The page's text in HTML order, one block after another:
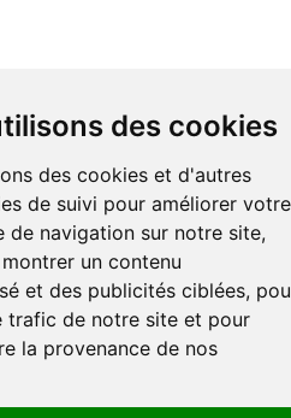
des cookies
des cookies et d'autres
de suivi pour améliorer votre
de navigation sur notre site,
un contenu
et des publicités ciblées,
trafic de notre site et pour
la provenance de nos